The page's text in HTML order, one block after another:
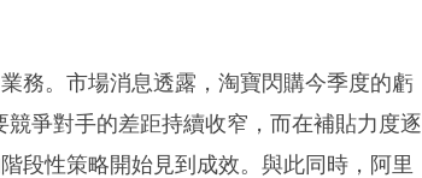
務。市場消息透露，淘寶閃購今季度的虧
爭對手的差距持續收窄，而在補貼力度逐
段性策略開始見到成效。與此同時，阿里